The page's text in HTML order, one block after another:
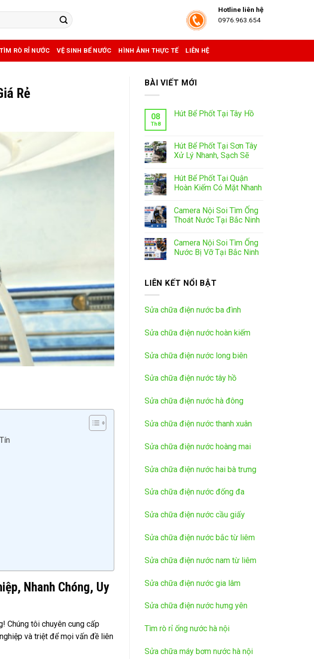
Hotline liên hệ
0976.963.654
RÒ RỈ NƯỚC VỆ SINH BỂ NƯỚC HÌNH ẢNH THỰC TẾ LIÊN HỆ
Rẻ
Nhanh Chóng, Uy
Chúng tôi chuyên cung cấp
và triệt để mọi vấn đề liên
BÀI VIẾT MỚI
08
Th8
Hút Bể Phốt Tại Tây Hồ
Hút Bể Phốt Tại Sơn Tây
Xử Lý Nhanh, Sạch Sẽ
Hút Bể Phốt Tại Quận
Hoàn Kiếm Có Mặt Nhanh
Camera Nội Soi Tìm Ống
Thoát Nước Tại Bắc Ninh
Camera Nội Soi Tìm Ống
Nước Bị Vỡ Tại Bắc Ninh
LIÊN KẾT NỔI BẬT
Sửa chữa điện nước ba đình
Sửa chữa điện nước hoàn kiếm
Sửa chữa điện nước long biên
Sửa chữa điện nước tây hồ
Sửa chữa điện nước hà đông
Sửa chữa điện nước thanh xuân
Sửa chữa điện nước hoàng mai
Sửa chữa điện nước hai bà trưng
Sửa chữa điện nước đống đa
Sửa chữa điện nước cầu giấy
Sửa chữa điện nước bắc từ liêm
Sửa chữa điện nước nam từ liêm
Sửa chữa điện nước gia lâm
Sửa chữa điện nước hưng yên
Tìm rò rỉ ống nước hà nội
Sửa chữa máy bơm nước hà nội